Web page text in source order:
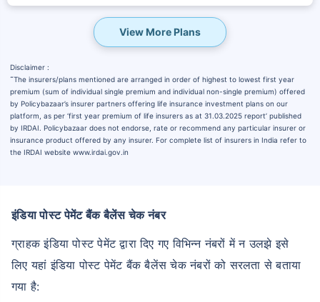
View More Plans
Disclaimer :
˜The insurers/plans mentioned are arranged in order of highest to lowest first year
premium (sum of individual single premium and individual non-single premium) offered
by Policybazaar’s insurer partners offering life insurance investment plans on our
platform, as per ‘first year premium of life insurers as at 31.03.2025 report’ published
by IRDAI. Policybazaar does not endorse, rate or recommend any particular insurer or
insurance product offered by any insurer. For complete list of insurers in India refer to
the IRDAI website www.irdai.gov.in
इंडिया पोस्ट पेमेंट बैंक बैलेंस चेक नंबर
ग्राहक इंडिया पोस्ट पेमेंट द्वारा दिए गए विभिन्न नंबरों में न उलझे इसे
लिए यहां इंडिया पोस्ट पेमेंट बैंक बैलेंस चेक नंबरों को सरलता से बताया
गया है: